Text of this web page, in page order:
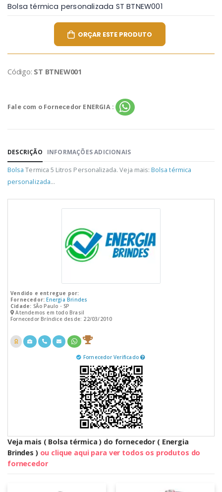
Bolsa térmica personalizada ST BTNEW001
ORÇAR ESTE PRODUTO
Código: ST BTNEW001
Fale com o Fornecedor ENERGIA :
DESCRIÇÃO INFORMAÇÕES ADICIONAIS
Bolsa Termica 5 Litros Personalizada. Veja mais:Bolsa térmica
personalizada...
Vendido e entregue por:
Fornecedor: Energia Brindes
Cidade: SÃo Paulo - SP
Atendemos em todo Brasil
Fornecedor Bríndice desde: 22/03/2010
Fornecedor Verificado
Veja mais ( Bolsa térmica ) do fornecedor ( Energia
Brindes ) ou clique aqui para ver todos os produtos do
fornecedor